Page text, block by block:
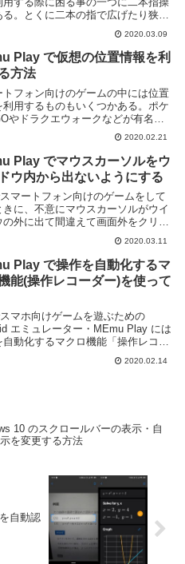
る。とくに二本の指で広げたり狭め
縮小(ピンチイン・アウト)は Google
などを中心に多くのアプリで利用さ
本的な操作で、これができな...
2020.03.09
Play で仮想の位置情報を利
方法
トフォン向けのゲームの中には位置
利用するものもいくつかある。ポケ
やドラクエウォークなどが有名だ
これらのアプリをエミュレーターで
は位置情報の偽装が必要だ。ゲーマ
の Android エミュレーターである
2020.02.21
Play でマウスカーソルをウ
ウ内から出ないようにする
マートフォン向けのゲームをして
きに、不意にマウスカーソルがウイ
の外に出て間違えて画面外をクリッ
しまう事は無いだろうか。マウスを
るアクションゲームなんかでは勢い
てカーソルが外に行きがちだ。全画
べば...
2020.03.11
Play で操作を自動化するマ
能(操作レコーダー)を使って
マホ向けゲームを遊ぶための
エミュレーター・MEmu Play には
自動化するマクロ機能「操作レコー
が備わっている。繰り返し何度も行
のある操作に対してかなり有効な機
2020.02.14
10 のスクロールバーの表示・自
を変更する方法
自動認